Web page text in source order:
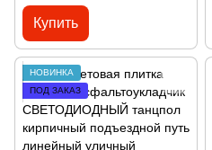
Купить
НОВИНКА
ПОД ЗАКАЗ